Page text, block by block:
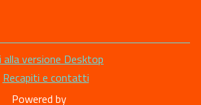
alla versione Desktop
Recapiti e contatti
Powered by